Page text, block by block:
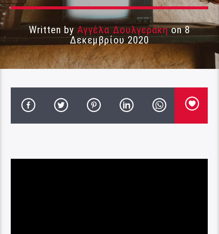
Written byΑγγέλα Δουλγεράκηon 8
Δεκεμβρίου 2020